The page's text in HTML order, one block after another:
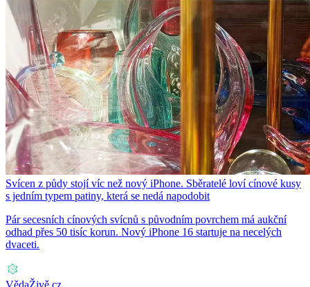
Svícen z půdy stojí víc než nový iPhone. Sběratelé loví cínové kusy
s jedním typem patiny, která se nedá napodobit
Pár secesních cínových svícnů s původním povrchem má aukční
odhad přes 50 tisíc korun. Nový iPhone 16 startuje na necelých
dvaceti.
VědaŽivě.cz